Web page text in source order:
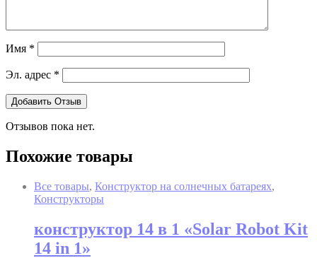
Имя *
Эл. адрес *
Отзывов пока нет.
Похожие товары
Все товары, Конструктор на солнечных батареях,
Конструкторы
конструктор 14 в 1 «Solar Robot Kit
14 in 1»